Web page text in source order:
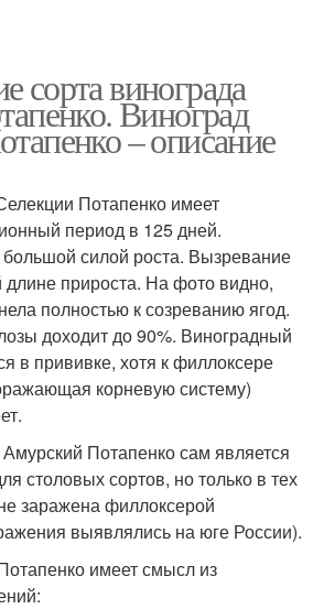
сорта винограда
Виноград
– описание
Потапенко имеет
период в 125 дней.
силой роста. Вызревание
прироста. На фото видно,
полностью к созреванию ягод.
доходит до 90%. Виноградный
в прививке, хотя к филлоксере
корневую систему)
Потапенко сам является
столовых сортов, но только в тех
заражена филлоксерой
выявлялись на юге России).
имеет смысл из